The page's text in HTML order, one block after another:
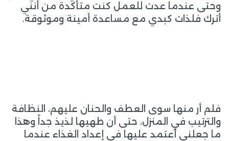
وحتى عندما عدت للعمل كنت متأكدة من أنني
أترك فلذات كبدي مع مساعدة أمينة وموثوقة.
فلم أر منها سوى العطف والحنان عليهم، النظافة
والترتيب في المنزل، حتى أن طهيها لذيذ جداً وهذا
ما جعلني أعتمد عليها في إعداد الغذاء عندما